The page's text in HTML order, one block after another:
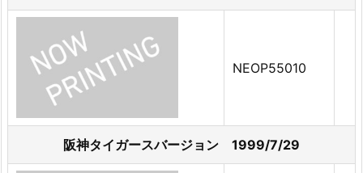
NEOP55010
阪神タイガースバージョン 1999/7/29